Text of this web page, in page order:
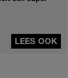
LEES OOK